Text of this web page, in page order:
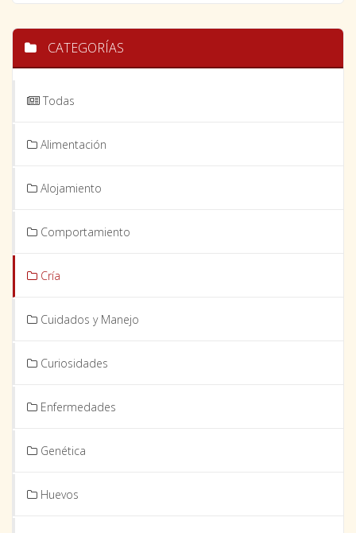
CATEGORÍAS
Todas
Alimentación
Alojamiento
Comportamiento
Cría
Cuidados y Manejo
Curiosidades
Enfermedades
Genética
Huevos